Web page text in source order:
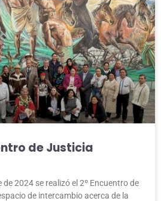
de Justicia
2024 se realizó el 2º Encuentro de
de intercambio acerca de la